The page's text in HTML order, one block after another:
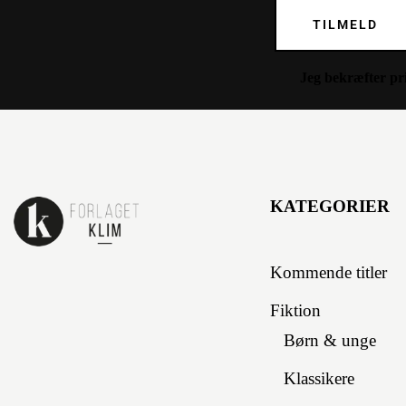
TILMELD
KATEGORIER
Kommende titler
Fiktion
Børn & unge
Klassikere